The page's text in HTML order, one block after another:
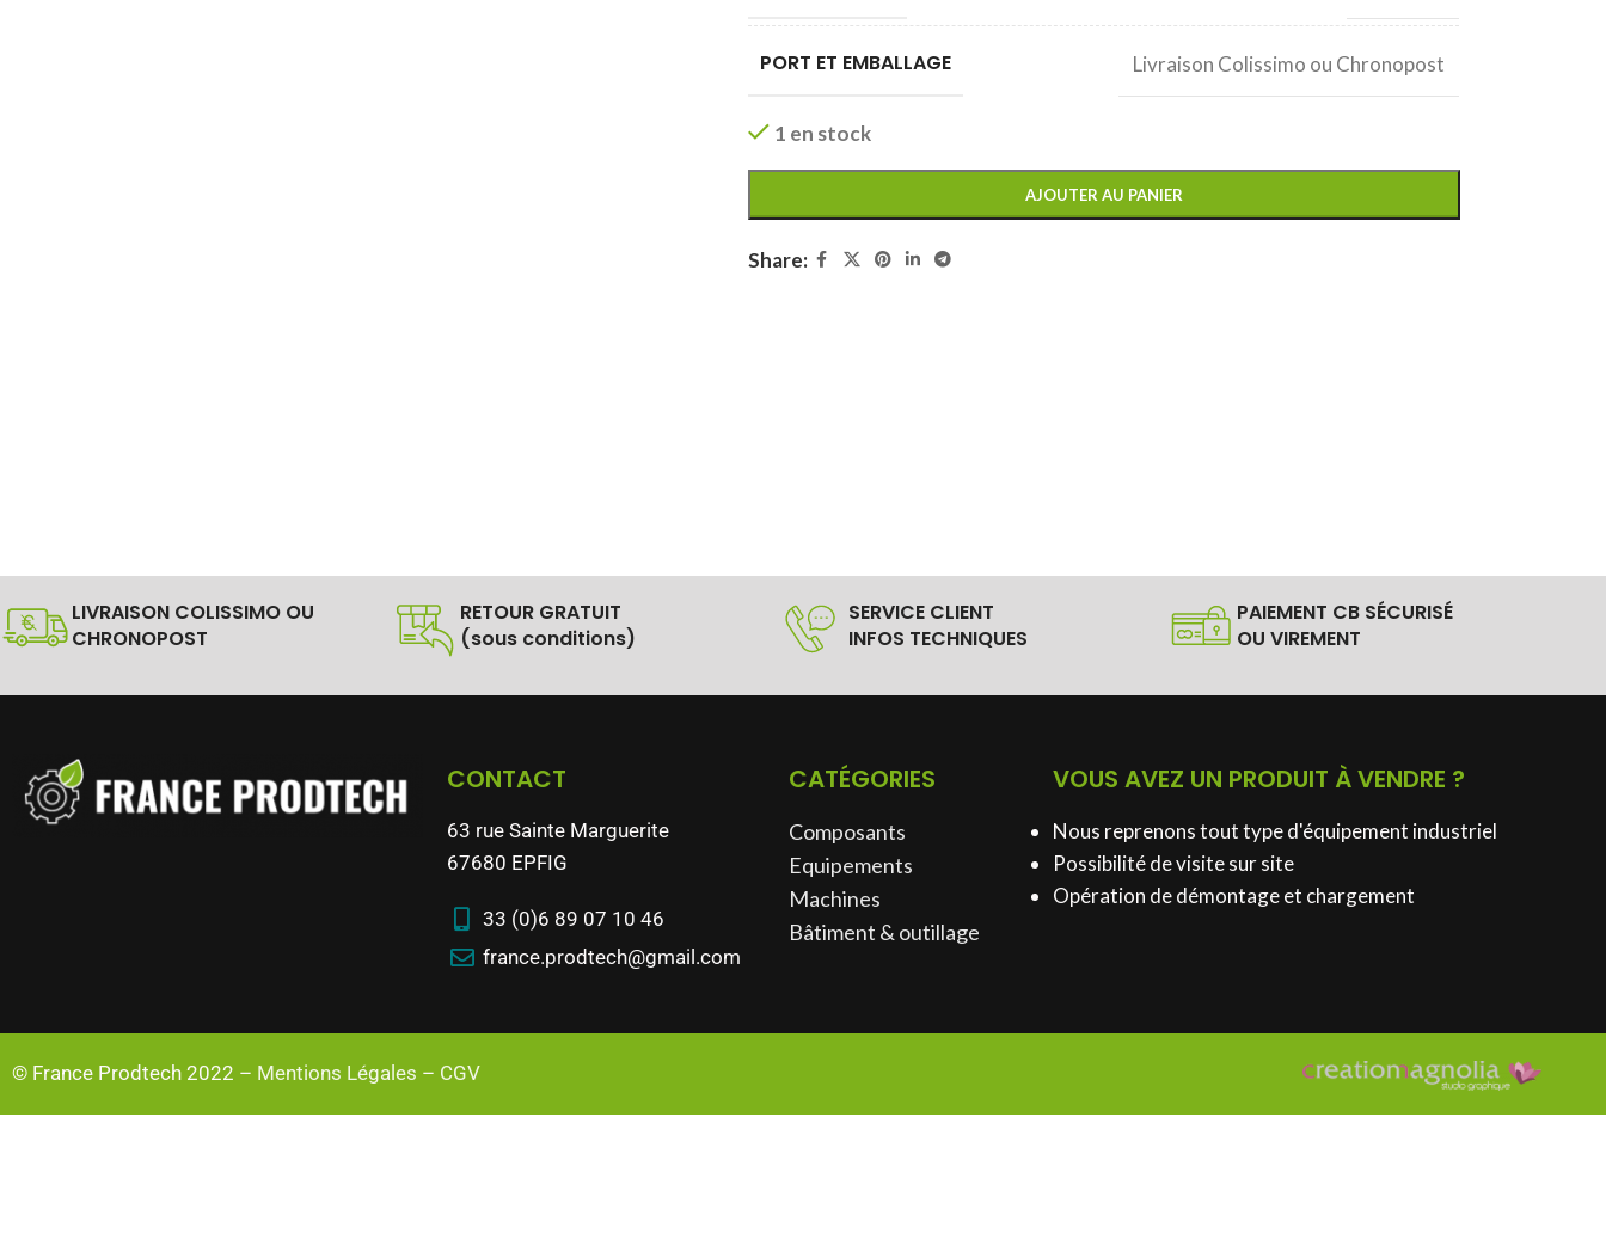
PORT ET EMBALLAGE Livraison Colissimo ou Chronopost
1 en stock
AJOUTER AU PANIER
Share:
LIVRAISON COLISSIMO OU
CHRONOPOST
RETOUR GRATUIT
(sous conditions)
SERVICE CLIENT
INFOS TECHNIQUES
PAIEMENT CB SÉCURISÉ
OU VIREMENT
CONTACT
63 rue Sainte Marguerite
67680 EPFIG
33 (0)6 89 07 10 46
france.prodtech@gmail.com
CATÉGORIES
Composants
Equipements
Machines
Bâtiment & outillage​
VOUS AVEZ UN PRODUIT À VENDRE ?
Nous reprenons tout type d'équipement industriel
Possibilité de visite sur site
Opération de démontage et chargement
© France Prodtech 2022 – Mentions Légales – CGV